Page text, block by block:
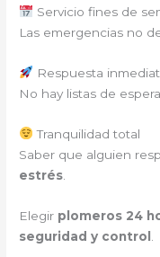
Servicio fines de
Las emergencias no
Respuesta
No hay listas de
Tranquilidad total
Saber que alguien
estrés
Elegir plomeros 24
seguridad y control